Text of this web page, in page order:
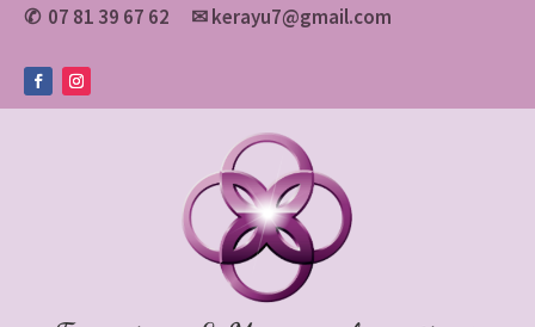
✆ 07 81 39 67 62 ✉kerayu7@gmail.com